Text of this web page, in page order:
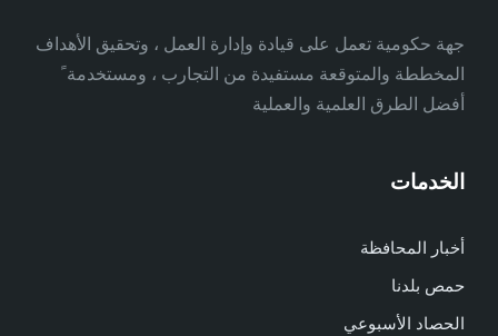
جهة حكومية تعمل على قيادة وإدارة العمل ، وتحقيق الأهداف
المخططة والمتوقعة مستفيدة من التجارب ، ومستخدمة ً
أفضل الطرق العلمية والعملية
الخدمات
أخبار المحافظة
حمص بلدنا
الحصاد الأسبوعي